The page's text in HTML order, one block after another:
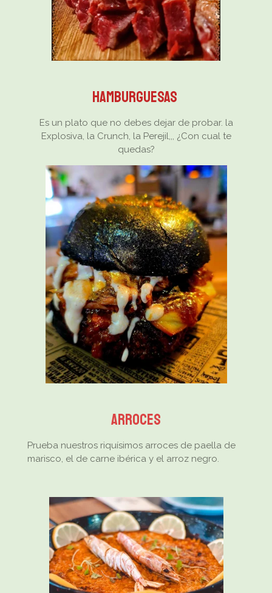
Hamburguesas
Es un plato que no debes dejar de probar. la
Explosiva, la Crunch, la Perejil,,, ¿Con cual te
quedas?
ARROCES
Prueba nuestros riquísimos arroces de paella de
marisco, el de carne ibérica y el arroz negro.